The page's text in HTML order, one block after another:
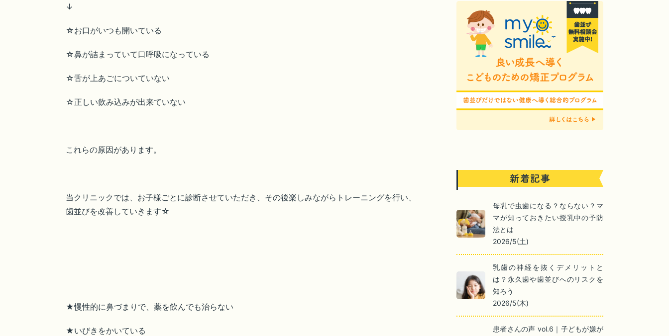
↓
☆お口がいつも開いている
☆鼻が詰まっていて口呼吸になっている
☆舌が上あごについていない
☆正しい飲み込みが出来ていない
これらの原因があります。
当クリニックでは、お子様ごとに診断させていただき、その後楽しみながらトレーニングを行い、
歯並びを改善していきます☆
★慢性的に鼻づまりで、薬を飲んでも治らない
★いびきをかいている
母乳で虫歯になる？ならない？マ
マが知っておきたい授乳中の予防
法とは
2026/5(土)
乳歯の神経を抜くデメリットと
は？永久歯や歯並びへのリスクを
知ろう
2026/5(木)
患者さんの声 vol.6｜子どもが嫌が